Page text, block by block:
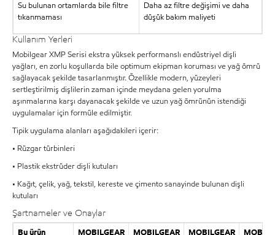
Su bulunan ortamlarda bile filtre
tıkanmaması
Daha az filtre değişimi ve daha
düşük bakım maliyeti
Kullanım Yerleri
Mobilgear XMP Serisi ekstra yüksek performanslı endüstriyel dişli
yağları, en zorlu koşullarda bile optimum ekipman koruması ve yağ ömrü
sağlayacak şekilde tasarlanmıştır. Özellikle modern, yüzeyleri
sertleştirilmiş dişlilerin zaman içinde meydana gelen yorulma
aşınmalarına karşı dayanacak şekilde ve uzun yağ ömrünün istendiği
uygulamalar için formüle edilmiştir.
Tipik uygulama alanları aşağıdakileri içerir:
• Rüzgar türbinleri
• Plastik ekstrüder dişli kutuları
• Kağıt, çelik, yağ, tekstil, kereste ve çimento sanayinde bulunan dişli
kutuları
Şartnameler ve Onaylar